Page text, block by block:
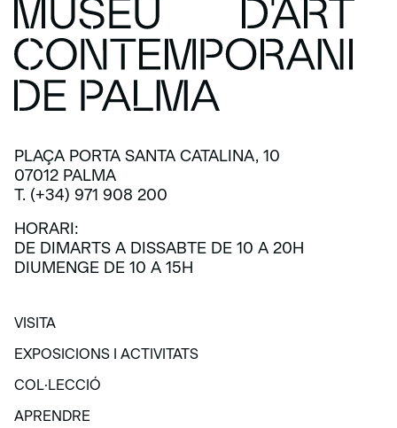
PLAÇA PORTA SANTA CATALINA, 10
07012 PALMA
T. (+34) 971 908 200
HORARI:
DE DIMARTS A DISSABTE DE 10 A 20H
DIUMENGE DE 10 A 15H
VISITA
VISITA
EXPOSICIONS I ACTIVITATS
EXPOSICIONS I ACTIVITATS
COL·LECCIÓ
COL·LECCIÓ
APRENDRE